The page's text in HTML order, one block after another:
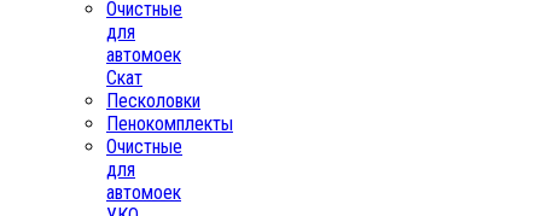
Очистные
для
автомоек
Скат
Песколовки
Пенокомплекты
Очистные
для
автомоек